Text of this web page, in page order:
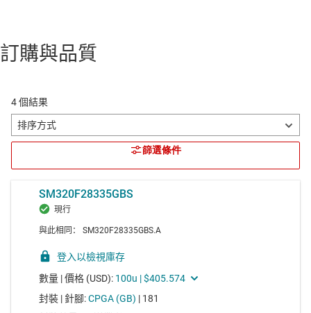
訂購與品質